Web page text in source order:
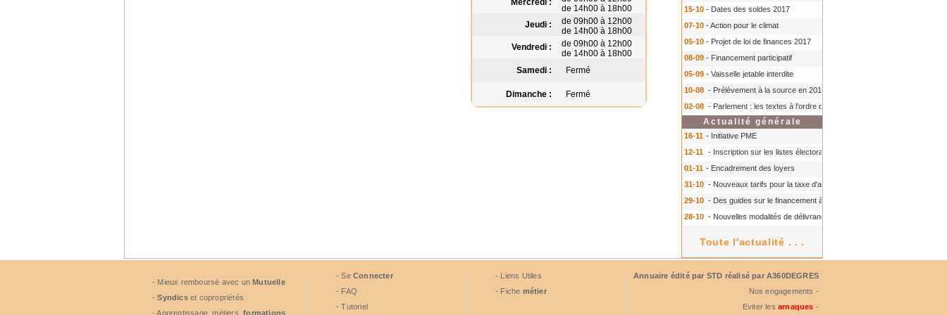
15-10 - Dates des soldes 2017
07-10 - Action pour le climat
05-10 - Projet de loi de finances 2017
08-09 - Financement participatif
05-09 - Vaisselle jetable interdite
10-08 - Prélèvement à la source en 2018
02-08 - Parlement : les textes à l'ordre du jour à l'automne 2016
Actualité générale
16-11 - Initiative PME
12-11 - Inscription sur les listes électorales : comment faire ?
01-11 - Encadrement des loyers
31-10 - Nouveaux tarifs pour la taxe d'aéroport
29-10 - Des guides sur le financement à court terme des TPE
28-10 - Nouvelles modalités de délivrance du Certiphyto
Toute l'actualité . . .
Mercredi :
de 14h00 à 18h00
Jeudi :
de 09h00 à 12h00
de 14h00 à 18h00
Vendredi :
de 09h00 à 12h00
de 14h00 à 18h00
Samedi :
Fermé
Dimanche : Fermé
- Mieux remboursé avec unMutuelle
-Syndicset copropriétés
- Apprentissage, métiers,formations
- Se Connecter
- FAQ
- Tutoriel
- Liens Utiles
- Fiche métier
Annuaire édité par STD réalisé par A360DEGRES
Nos engagements -
Eviter les arnaques -